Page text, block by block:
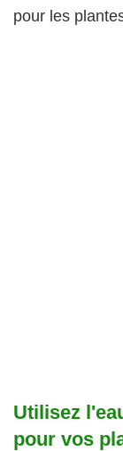
pour les
Utilisez
pour vos